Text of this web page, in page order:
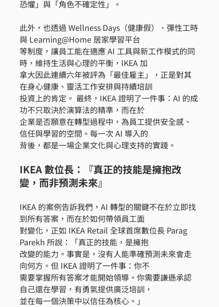
恐懼」與「角色不確定性」。
此外，也透過 Wellness Days（健康假）、彈性工時
與 Learning@Home 居家學習平台
等制度，讓員工能在適應 AI 工具與新工作模式的同
時，維持生活與心理的平衡，IKEA 加
拿大因此連續六年被評為「最佳雇主」，正是對其
在身心健康、靈活工作安排與持續培訓
投資上的肯定。 最終，IKEA 證明了一件事：AI 的成
功不只取決於演算法的精準，而在於
企業是否願意在轉型過程中，為員工提供安全感、
信任與學習的空間。每一次 AI 導入的
背後，都是一場企業文化與心理支持的實踐。
IKEA 數位長：『真正的技能是擁抱改
變，而非預測未來』
IKEA 的案例告訴我們，AI 轉型的關鍵不在於立即找
到所有答案，而在於如何帶領員工面
對變化，正如 IKEA Retail 全球首席數位長 Parag
Parekh 所說：「真正的技能，是擁抱
改變的能力。事實是，沒有人能準確預測未來會走
向何方。但 IKEA 證明了一件事：你不
需要掌握所有答案才能開始領導。你需要謙遜承認
自己還在學習，有勇氣提供廣泛培訓，
並在每一個決策中以信任為核心。」